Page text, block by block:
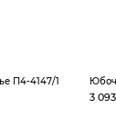
П4-4147/1
3